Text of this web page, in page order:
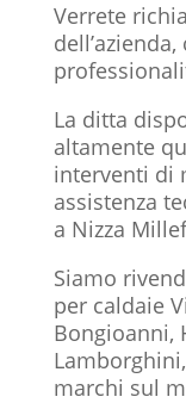
Verrete
La ditta
altamente
interventi di
assistenza
a Nizza
Siamo
per caldaie
Bongioanni,
marchi sul